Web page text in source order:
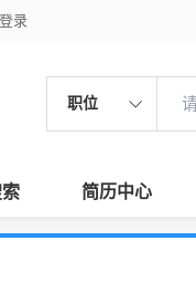
录
职位
简历中心